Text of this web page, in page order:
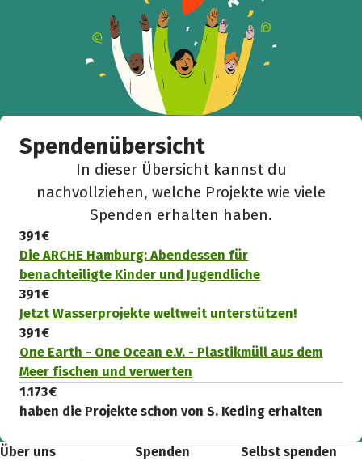
Spendenübersicht
In dieser Übersicht kannst du
nachvollziehen, welche Projekte wie viele
Spenden erhalten haben.
391 €
Die ARCHE Hamburg: Abendessen für
benachteiligte Kinder und Jugendliche
391 €
Jetzt Wasserprojekte weltweit unterstützen!
391 €
One Earth - One Ocean e.V. - Plastikmüll aus dem
Meer fischen und verwerten
1.173 €
haben die Projekte schon von S. Keding erhalten
Über uns
Spenden
Selbst spenden